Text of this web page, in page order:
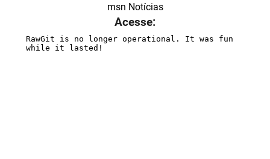
msn Notícias
Acesse: